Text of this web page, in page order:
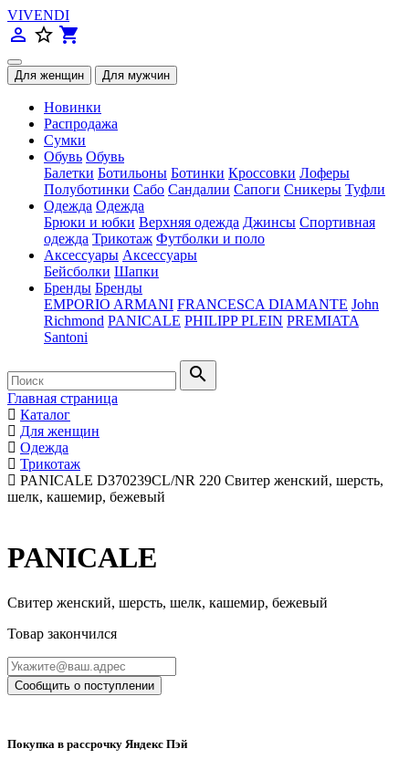
VIVENDI
person_outline star_border shopping_cart
Новинки
Распродажа
Сумки
Обувь Обувь
Балетки Ботильоны Ботинки Кроссовки Лоферы
Полуботинки Сабо Сандалии Сапоги Сникеры Туфли
Одежда Одежда
Брюки и юбки Верхняя одежда Джинсы Спортивная
одежда Трикотаж Футболки и поло
Аксессуары Аксессуары
Бейсболки Шапки
Бренды Бренды
EMPORIO ARMANI FRANCESCA DIAMANTE John
Richmond PANICALE PHILIPP PLEIN PREMIATA
Santoni
search
Главная страница
Каталог
Для женщин
Одежда
Трикотаж
PANICALE D370239CL/NR 220 Свитер женский, шерсть,
шелк, кашемир, бежевый
PANICALE
Свитер женский, шерсть, шелк, кашемир, бежевый
Товар закончился
Сообщить о поступлении
Покупка в рассрочку Яндекс Пэй